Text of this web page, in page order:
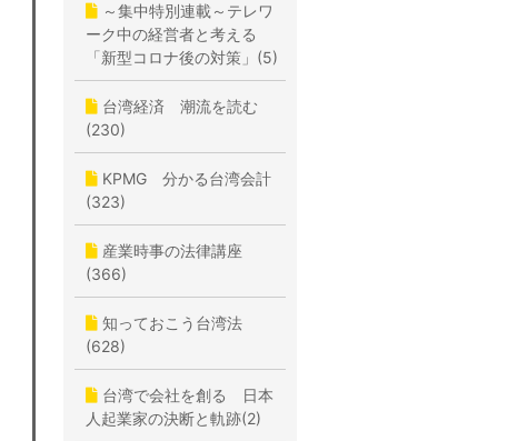
～集中特別連載～テレワ
ーク中の経営者と考える
「新型コロナ後の対策」(5)
台湾経済 潮流を読む
(230)
KPMG 分かる台湾会計
(323)
産業時事の法律講座
(366)
知っておこう台湾法
(628)
台湾で会社を創る 日本
人起業家の決断と軌跡(2)